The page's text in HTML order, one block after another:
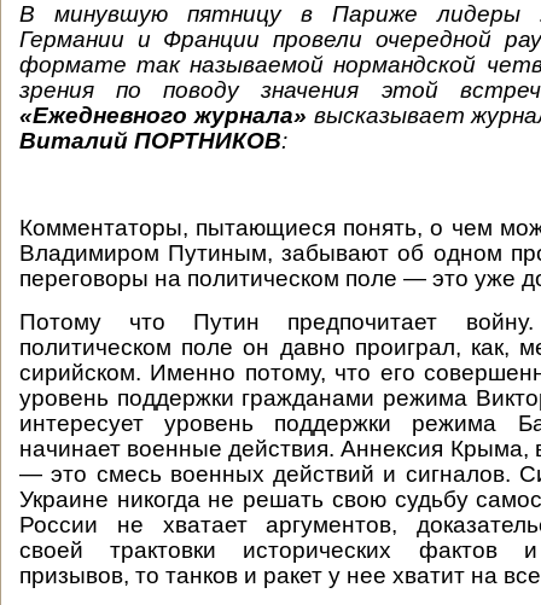
В минувшую пятницу в Париже лидеры
Германии и Франции провели очередной
формате так называемой нормандской
зрения по поводу значения этой
«Ежедневного журнала» высказывает
Виталий ПОРТНИКОВ:
Комментаторы, пытающиеся понять, о чем
Владимиром Путиным, забывают об одном
переговоры на политическом поле — это уже
Потому что Путин предпочитает
политическом поле он давно проиграл, как,
сирийском. Именно потому, что его
уровень поддержки гражданами режима
интересует уровень поддержки режима
начинает военные действия. Аннексия Крыма,
— это смесь военных действий и сигналов.
Украине никогда не решать свою судьбу
России не хватает аргументов,
своей трактовки исторических фактов
призывов, то танков и ракет у нее хватит на